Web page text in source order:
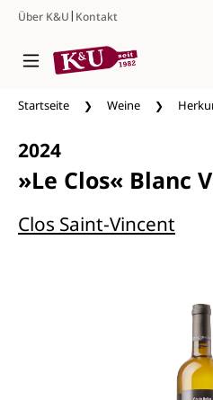
Zum Hauptinhalt springen
Über K&U| Kontakt
Startseite Weine
2024
»Le Clos« Blanc
Clos Saint-Vincent